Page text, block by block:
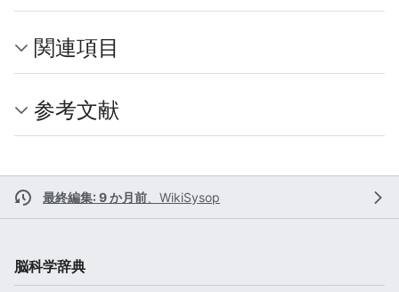
関連項目
参考文献
最終編集: 9 か月前 WikiSysop
脳科学辞典